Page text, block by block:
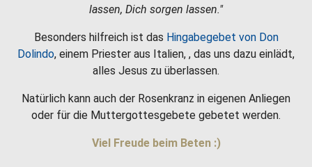
lassen, Dich sorgen lassen."
Besonders hilfreich ist das Hingabegebet von Don
Dolindo, einem Priester aus Italien, , das uns dazu einlädt,
alles Jesus zu überlassen.
Natürlich kann auch der Rosenkranz in eigenen Anliegen
oder für die Muttergottesgebete gebetet werden.
Viel Freude beim Beten :)